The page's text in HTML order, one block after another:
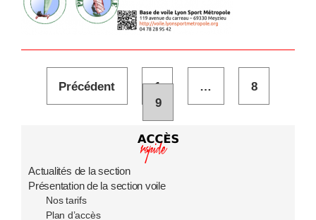
Précédent 1 …
8
9
Actualités de la section
Présentation de la section voile
Nos tarifs
Plan d’accès